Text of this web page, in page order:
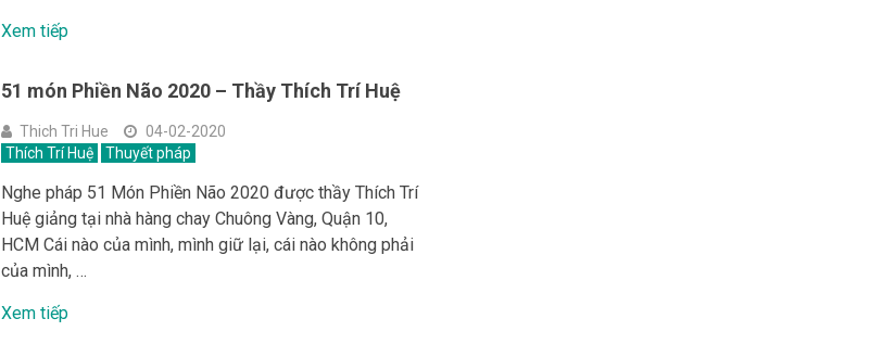
Xem tiếp
51 món Phiền Não 2020 – Thầy Thích Trí Huệ
Thich Tri Hue
04-02-2020
Thích Trí Huệ
Thuyết pháp
Nghe pháp 51 Món Phiền Não 2020 được thầy Thích Trí
Huệ giảng tại nhà hàng chay Chuông Vàng, Quận 10,
HCM Cái nào của mình, mình giữ lại, cái nào không phải
của mình, …
Xem tiếp